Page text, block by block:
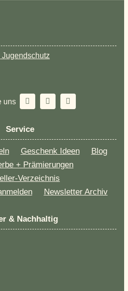
uns
Service
Geschenk Ideen
Blog
+ Prämierungen
Verzeichnis
Newsletter Archiv
& Nachhaltig